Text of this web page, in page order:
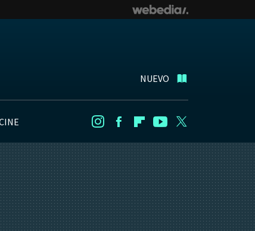
NUEVO
InstagramFacebookFlipboard
Youtube